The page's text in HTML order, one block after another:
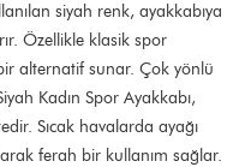
siyah renk, ayakkabıya
Özellikle klasik spor
alternatif sunar. Çok yönlü
Kadın Spor Ayakkabı,
Sıcak havalarda ayağı
ferah bir kullanım sağlar.